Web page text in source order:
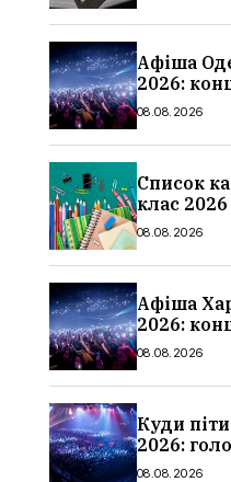
суми
Афіша
2026:
ціни
08.08.2026
Список
клас 2026
повний
08.08.2026
Афіша
2026:
ціни
08.08.2026
Куди
2026:
місяця,
08.08.2026